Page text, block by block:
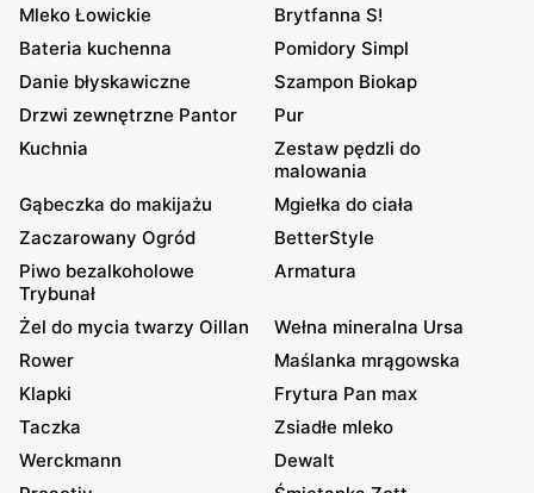
Mleko Łowickie
Brytfanna S!
Bateria kuchenna
Pomidory Simpl
Danie błyskawiczne
Szampon Biokap
Drzwi zewnętrzne Pantor
Pur
Kuchnia
Zestaw pędzli do
malowania
Gąbeczka do makijażu
Mgiełka do ciała
Zaczarowany Ogród
BetterStyle
Piwo bezalkoholowe
Trybunał
Armatura
Żel do mycia twarzy Oillan
Wełna mineralna Ursa
Rower
Maślanka mrągowska
Klapki
Frytura Pan max
Taczka
Zsiadłe mleko
Werckmann
Dewalt